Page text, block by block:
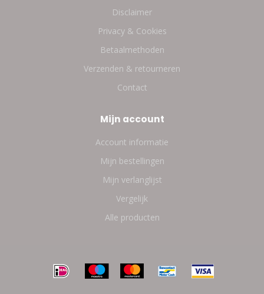
Disclaimer
Privacy & Cookies
Betaalmethoden
Verzenden & retourneren
Contact
Mijn account
Account informatie
Mijn bestellingen
Mijn verlanglijst
Vergelijk
Alle producten